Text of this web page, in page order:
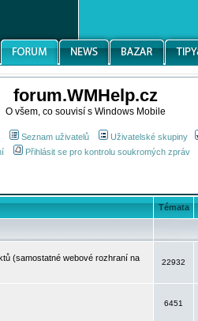
forum.WMHelp.cz
O všem, co souvisí s Windows Mobile
Seznam uživatelů Uživatelské skupiny
Přihlásit se pro kontrolu soukromých zpráv
Témata
(samostatné webové rozhraní na
22932
6451